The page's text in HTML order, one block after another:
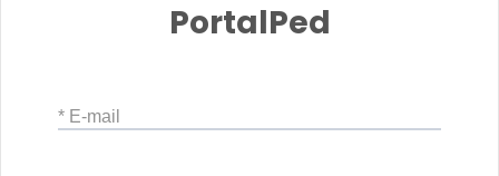
PortalPed
* E-mail